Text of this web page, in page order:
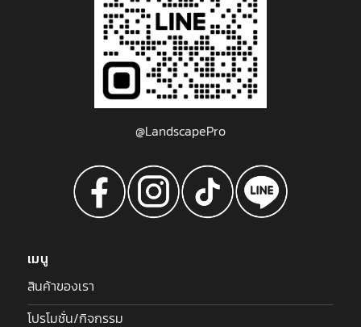
@LandscapePro
เมนู
สินค้าของเรา
โปรโมชั่น/กิจกรรม